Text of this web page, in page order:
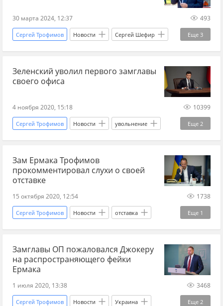
30 марта 2024, 12:37 493
Еще 3
Сергей Трофимов Новости Сергей Шефир
Владимир Зеленский Украина советник
Зеленский уволил первого замглавы
своего офиса
4 ноября 2020, 15:18 10399
Еще 2
Сергей Трофимов Новости увольнение
офис Владимир Зеленский
Зам Ермака Трофимов
прокомментировал слухи о своей
отставке
15 октября 2020, 12:54 1738
Еще 1
Сергей Трофимов Новости отставка
Андрей Ермак
Замглавы ОП пожаловался Джокеру
на распространяющего фейки
Ермака
1 июля 2020, 13:38 3468
Еще 2
Сергей Трофимов Новости Украина